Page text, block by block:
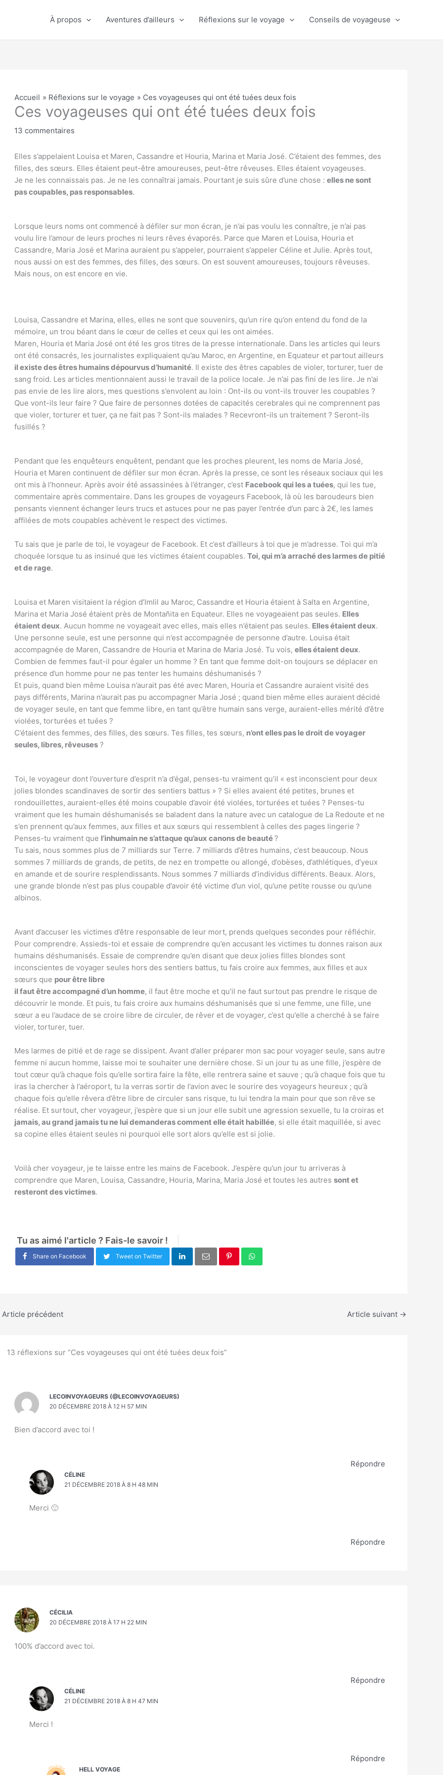
À propos Aventures d’ailleurs Réflexions sur le voyage Conseils de voyageuse
Accueil Réflexions sur le voyage Ces voyageuses qui ont été tuées deux fois
Ces voyageuses qui ont été tuées deux fois
13 commentaires
Elles s’appelaient Louisa et Maren, Cassandre et Houria, Marina et Maria José. C’étaient des femmes, des
filles, des sœurs. Elles étaient peut-être amoureuses, peut-être rêveuses. Elles étaient voyageuses.
Je ne les connaissais pas. Je ne les connaîtrai jamais. Pourtant je suis sûre d’une chose : elles ne sont
pas coupables, pas responsables.
Lorsque leurs noms ont commencé à défiler sur mon écran, je n’ai pas voulu les connaître, je n’ai pas
voulu lire l’amour de leurs proches ni leurs rêves évaporés. Parce que Maren et Louisa, Houria et
Cassandre, Maria José et Marina auraient pu s’appeler, pourraient s’appeler Céline et Julie. Après tout,
nous aussi on est des femmes, des filles, des sœurs. On est souvent amoureuses, toujours rêveuses.
Mais nous, on est encore en vie.
Louisa, Cassandre et Marina, elles, elles ne sont que souvenirs, qu’un rire qu’on entend du fond de la
mémoire, un trou béant dans le cœur de celles et ceux qui les ont aimées.
Maren, Houria et Maria José ont été les gros titres de la presse internationale. Dans les articles qui leurs
ont été consacrés, les journalistes expliquaient qu’au Maroc, en Argentine, en Equateur et partout ailleurs
il existe des êtres humains dépourvus d’humanité. Il existe des êtres capables de violer, torturer, tuer de
sang froid. Les articles mentionnaient aussi le travail de la police locale. Je n’ai pas fini de les lire. Je n’ai
pas envie de les lire alors, mes questions s’envolent au loin : Ont-ils ou vont-ils trouver les coupables ?
Que vont-ils leur faire ? Que faire de personnes dotées de capacités cerebrales qui ne comprennent pas
que violer, torturer et tuer, ça ne fait pas ? Sont-ils malades ? Recevront-ils un traitement ? Seront-ils
fusillés ?
Pendant que les enquêteurs enquêtent, pendant que les proches pleurent, les noms de Maria José,
Houria et Maren continuent de défiler sur mon écran. Après la presse, ce sont les réseaux sociaux qui les
ont mis à l’honneur. Après avoir été assassinées à l’étranger, c’est Facebook qui les a tuées, qui les tue,
commentaire après commentaire. Dans les groupes de voyageurs Facebook, là où les baroudeurs bien
pensants viennent échanger leurs trucs et astuces pour ne pas payer l’entrée d’un parc à 2€, les lames
affilées de mots coupables achèvent le respect des victimes.
Tu sais que je parle de toi, le voyageur de Facebook. Et c’est d’ailleurs à toi que je m’adresse. Toi qui m’a
choquée lorsque tu as insinué que les victimes étaient coupables. Toi, qui m’a arraché des larmes de pitié
et de rage.
Louisa et Maren visitaient la région d’Imlil au Maroc, Cassandre et Houria étaient à Salta en Argentine,
Marina et Maria José étaient près de Montañita en Equateur. Elles ne voyageaient pas seules. Elles
étaient deux. Aucun homme ne voyageait avec elles, mais elles n’étaient pas seules. Elles étaient deux.
Une personne seule, est une personne qui n’est accompagnée de personne d’autre. Louisa était
accompagnée de Maren, Cassandre de Houria et Marina de Maria José. Tu vois, elles étaient deux.
Combien de femmes faut-il pour égaler un homme ? En tant que femme doit-on toujours se déplacer en
présence d’un homme pour ne pas tenter les humains déshumanisés ?
Et puis, quand bien même Louisa n’aurait pas été avec Maren, Houria et Cassandre auraient visité des
pays différents, Marina n’aurait pas pu accompagner Maria José ; quand bien même elles auraient décidé
de voyager seule, en tant que femme libre, en tant qu’être humain sans verge, auraient-elles mérité d’être
violées, torturées et tuées ?
C’étaient des femmes, des filles, des sœurs. Tes filles, tes sœurs, n’ont elles pas le droit de voyager
seules, libres, rêveuses ?
Toi, le voyageur dont l’ouverture d’esprit n’a d’égal, penses-tu vraiment qu’il « est inconscient pour deux
jolies blondes scandinaves de sortir des sentiers battus » ? Si elles avaient été petites, brunes et
rondouillettes, auraient-elles été moins coupable d’avoir été violées, torturées et tuées ? Penses-tu
vraiment que les humain déshumanisés se baladent dans la nature avec un catalogue de La Redoute et ne
s’en prennent qu’aux femmes, aux filles et aux sœurs qui ressemblent à celles des pages lingerie ?
Penses-tu vraiment que l’inhumain ne s’attaque qu’aux canons de beauté?
Tu sais, nous sommes plus de 7 milliards sur Terre. 7 milliards d’êtres humains, c’est beaucoup. Nous
sommes 7 milliards de grands, de petits, de nez en trompette ou allongé, d’obèses, d’athlétiques, d’yeux
en amande et de sourire resplendissants. Nous sommes 7 milliards d’individus différents. Beaux. Alors,
une grande blonde n’est pas plus coupable d’avoir été victime d’un viol, qu’une petite rousse ou qu’une
albinos.
Avant d’accuser les victimes d’être responsable de leur mort, prends quelques secondes pour réfléchir.
Pour comprendre. Assieds-toi et essaie de comprendre qu’en accusant les victimes tu donnes raison aux
humains déshumanisés. Essaie de comprendre qu’en disant que deux jolies filles blondes sont
inconscientes de voyager seules hors des sentiers battus, tu fais croire aux femmes, aux filles et aux
sœurs que pour être libre
il faut être accompagné d’un homme, il faut être moche et qu’il ne faut surtout pas prendre le risque de
découvrir le monde. Et puis, tu fais croire aux humains déshumanisés que si une femme, une fille, une
sœur a eu l’audace de se croire libre de circuler, de rêver et de voyager, c’est qu’elle a cherché à se faire
violer, torturer, tuer.
Mes larmes de pitié et de rage se dissipent. Avant d’aller préparer mon sac pour voyager seule, sans autre
femme ni aucun homme, laisse moi te souhaiter une dernière chose. Si un jour tu as une fille, j’espère de
tout cœur qu’à chaque fois qu’elle sortira faire la fête, elle rentrera saine et sauve ; qu’à chaque fois que tu
iras la chercher à l’aéroport, tu la verras sortir de l’avion avec le sourire des voyageurs heureux ; qu’à
chaque fois qu’elle rêvera d’être libre de circuler sans risque, tu lui tendra la main pour que son rêve se
réalise. Et surtout, cher voyageur, j’espère que si un jour elle subit une agression sexuelle, tu la croiras et
jamais, au grand jamais tu ne lui demanderas comment elle était habillée, si elle était maquillée, si avec
sa copine elles étaient seules ni pourquoi elle sort alors qu’elle est si jolie.
Voilà cher voyageur, je te laisse entre les mains de Facebook. J’espère qu’un jour tu arriveras à
comprendre que Maren, Louisa, Cassandre, Houria, Marina, Maria José et toutes les autres sont et
resteront des victimes.
Tu as aimé l'article ? Fais-le savoir !
Share on Facebook Tweet on Twitter
Article précédent Article suivant →
13 réflexions sur “Ces voyageuses qui ont été tuées deux fois”
LECOINVOYAGEURS (@LECOINVOYAGEURS)
20 DÉCEMBRE 2018 À 12 H 57 MIN
Bien d’accord avec toi !
Répondre
CÉLINE
21 DÉCEMBRE 2018 À 8 H 48 MIN
Merci 🙂
Répondre
CÉCILIA
20 DÉCEMBRE 2018 À 17 H 22 MIN
100% d’accord avec toi.
Répondre
CÉLINE
21 DÉCEMBRE 2018 À 8 H 47 MIN
Merci !
Répondre
HELL VOYAGE